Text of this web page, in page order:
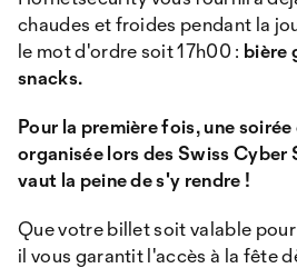
chaudes et froides pendant la
le mot d'ordre soit 17h00 : bière
snacks.
Pour la première fois, une
organisée lors des Swiss Cyber
vaut la peine de s'y rendre !
Que votre billet soit valable pour
il vous garantit l'accès à la fête